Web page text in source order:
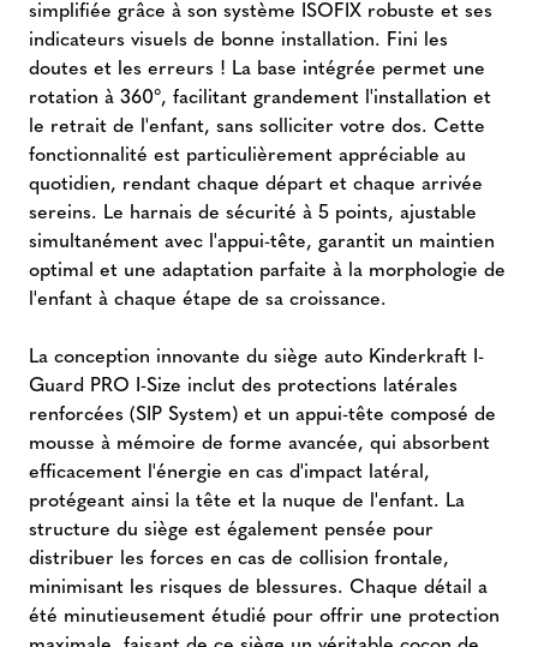
simplifiée grâce à son système ISOFIX robuste et ses
indicateurs visuels de bonne installation. Fini les
doutes et les erreurs ! La base intégrée permet une
rotation à 360°, facilitant grandement l'installation et
le retrait de l'enfant, sans solliciter votre dos. Cette
fonctionnalité est particulièrement appréciable au
quotidien, rendant chaque départ et chaque arrivée
sereins. Le harnais de sécurité à 5 points, ajustable
simultanément avec l'appui-tête, garantit un maintien
optimal et une adaptation parfaite à la morphologie de
l'enfant à chaque étape de sa croissance.
La conception innovante du siège auto Kinderkraft I-
Guard PRO I-Size inclut des protections latérales
renforcées (SIP System) et un appui-tête composé de
mousse à mémoire de forme avancée, qui absorbent
efficacement l'énergie en cas d'impact latéral,
protégeant ainsi la tête et la nuque de l'enfant. La
structure du siège est également pensée pour
distribuer les forces en cas de collision frontale,
minimisant les risques de blessures. Chaque détail a
été minutieusement étudié pour offrir une protection